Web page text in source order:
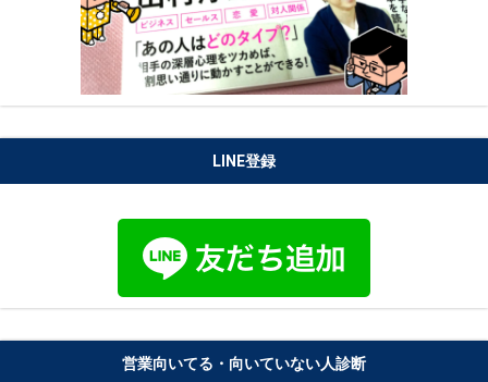
LINE登録
営業向いてる・向いていない人診断